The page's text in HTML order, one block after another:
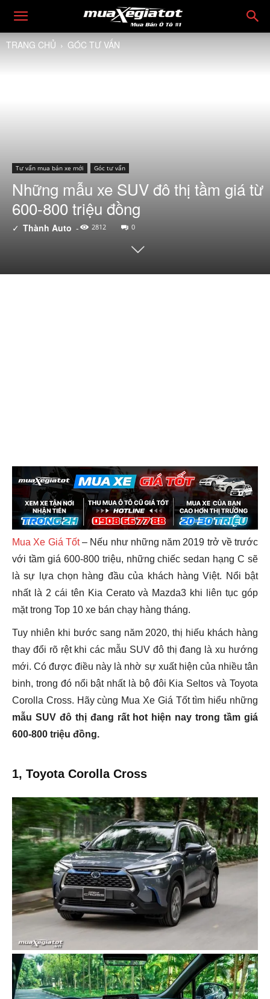
TRANG CHỦ GÓC TƯ VẤN
Tư vấn mua bán xe mới Góc tư vấn
Những mẫu xe SUV đô thị tầm giá từ
600-800 triệu đồng
✓ Thành Auto - 2812 0
Mua Xe Giá Tốt– Nếu như những năm 2019 trở về trước
với tầm giá 600-800 triệu, những chiếc sedan hạng C sẽ
là sự lựa chọn hàng đầu của khách hàng Việt. Nổi bật
nhất là 2 cái tên Kia Cerato và Mazda3 khi liên tục góp
mặt trong Top 10 xe bán chạy hàng tháng.
Tuy nhiên khi bước sang năm 2020, thị hiếu khách hàng
thay đổi rõ rệt khi các mẫu SUV đô thị đang là xu hướng
mới. Có được điều này là nhờ sự xuất hiện của nhiều tân
binh, trong đó nổi bật nhất là bộ đôi Kia Seltos và Toyota
Corolla Cross. Hãy cùng Mua Xe Giá Tốt tìm hiểu những
mẫu SUV đô thị đang rất hot hiện nay trong tầm giá
600-800 triệu đồng.
1, Toyota Corolla Cross